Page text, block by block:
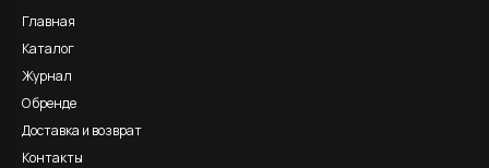
Главная
Каталог
Журнал
О бренде
Доставка и возврат
Контакты